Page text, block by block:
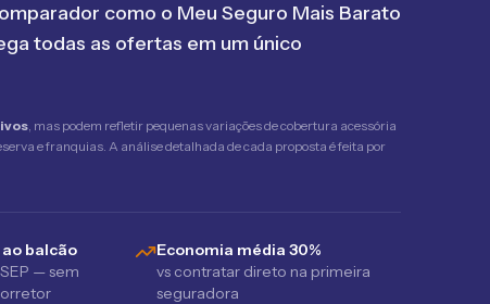
como o Meu Seguro Mais Barato
todas as ofertas em um único
, mas podem refletir pequenas variações de cobertura acessória
e franquias. A análise detalhada de cada proposta é feita por
balcão
— sem
Economia média 30%
vs contratar direto na primeira
seguradora